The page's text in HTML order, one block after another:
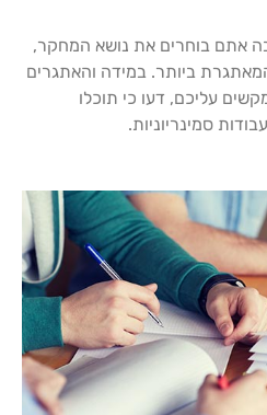
אתם בוחרים את נושא המחקר,
ביותר. במידה והאתגרים
עליכם, דעו כי תוכלו
סמינריוניות.